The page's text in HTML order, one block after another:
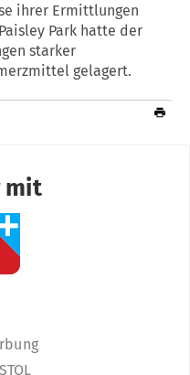
ihrer Ermittlungen
Park hatte der
starker
gelagert.